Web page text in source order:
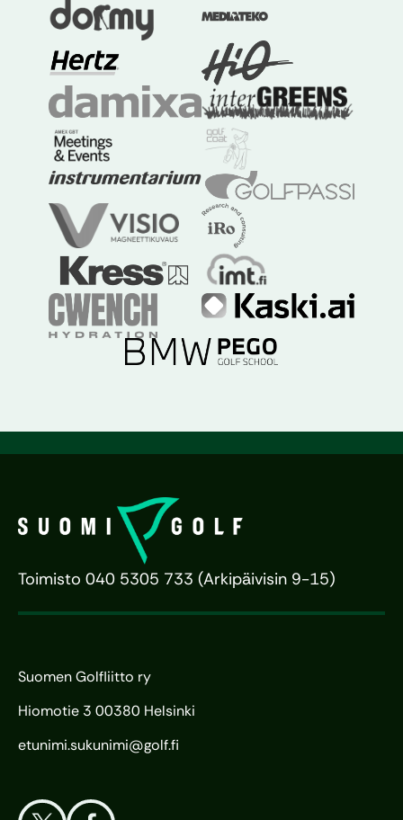
Toimisto 040 5305 733 (Arkipäivisin 9-15)
Suomen Golfliitto ry
Hiomotie 3 00380 Helsinki
etunimi.sukunimi@golf.fi